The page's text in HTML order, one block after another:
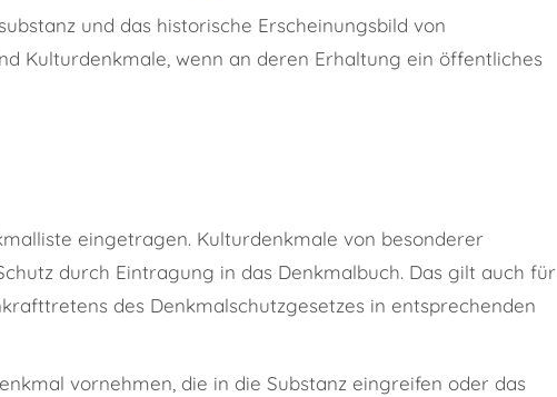
und das historische Erscheinungsbild von
Kulturdenkmale, wenn an deren Erhaltung ein öffentliches
eingetragen. Kulturdenkmale von besonderer
durch Eintragung in das Denkmalbuch. Das gilt auch für
des Denkmalschutzgesetzes in entsprechenden
vornehmen, die in die Substanz eingreifen oder das